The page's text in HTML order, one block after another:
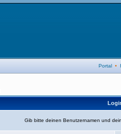
Portal •
Gib bitte deinen Benutzernamen und